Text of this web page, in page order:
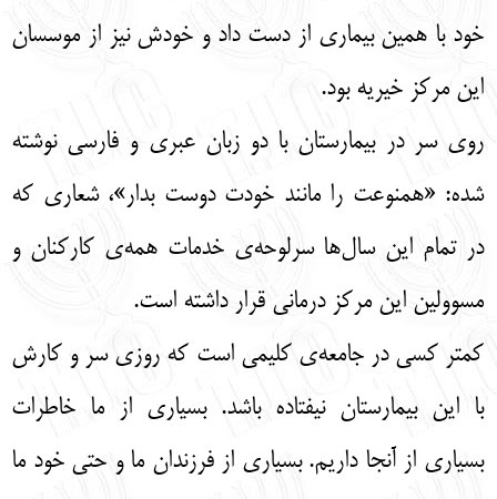
خود با همین بیماری از دست داد و خودش نیز از موسسان
این مرکز خیریه بود.
روی سر در بیمارستان با دو زبان عبری و فارسی نوشته
شده: «همنوعت را مانند خودت دوست بدار»، شعاری که
در تمام این سال‌ها سرلوحه‌ی خدمات همه‌ی کارکنان و
مسوولین این مرکز درمانی قرار داشته است.
کمتر کسی در جامعه‌ی کلیمی است که روزی سر و کارش
با این بیمارستان نیفتاده باشد. بسیاری از ما خاطرات
بسیاری از آنجا داریم. بسیاری از فرزندان ما و حتی خود ما